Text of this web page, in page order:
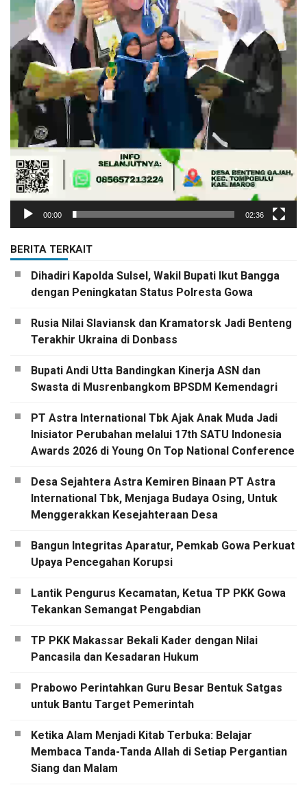
00:00 02:36
BERITA TERKAIT
Dihadiri Kapolda Sulsel, Wakil Bupati Ikut Bangga
dengan Peningkatan Status Polresta Gowa
Rusia Nilai Slaviansk dan Kramatorsk Jadi Benteng
Terakhir Ukraina di Donbass
Bupati Andi Utta Bandingkan Kinerja ASN dan
Swasta di Musrenbangkom BPSDM Kemendagri
PT Astra International Tbk Ajak Anak Muda Jadi
Inisiator Perubahan melalui 17th SATU Indonesia
Awards 2026 di Young On Top National Conference
Desa Sejahtera Astra Kemiren Binaan PT Astra
International Tbk, Menjaga Budaya Osing, Untuk
Menggerakkan Kesejahteraan Desa
Bangun Integritas Aparatur, Pemkab Gowa Perkuat
Upaya Pencegahan Korupsi
Lantik Pengurus Kecamatan, Ketua TP PKK Gowa
Tekankan Semangat Pengabdian
TP PKK Makassar Bekali Kader dengan Nilai
Pancasila dan Kesadaran Hukum
Prabowo Perintahkan Guru Besar Bentuk Satgas
untuk Bantu Target Pemerintah
Ketika Alam Menjadi Kitab Terbuka: Belajar
Membaca Tanda-Tanda Allah di Setiap Pergantian
Siang dan Malam